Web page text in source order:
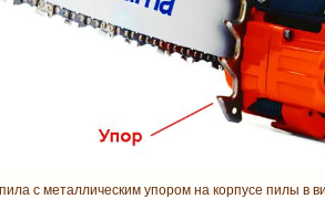
с металлическим упором на корпусе пилы в